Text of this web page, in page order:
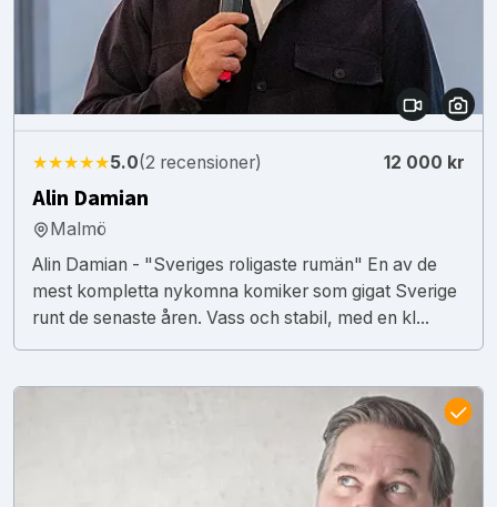
★★★★★5.0(2 recensioner) 12 000 kr
Alin Damian
Malmö
Alin Damian - "Sveriges roligaste rumän" En av de
mest kompletta nykomna komiker som gigat Sverige
runt de senaste åren. Vass och stabil, med en kl...